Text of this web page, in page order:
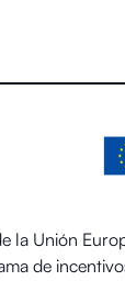
la Unión
de